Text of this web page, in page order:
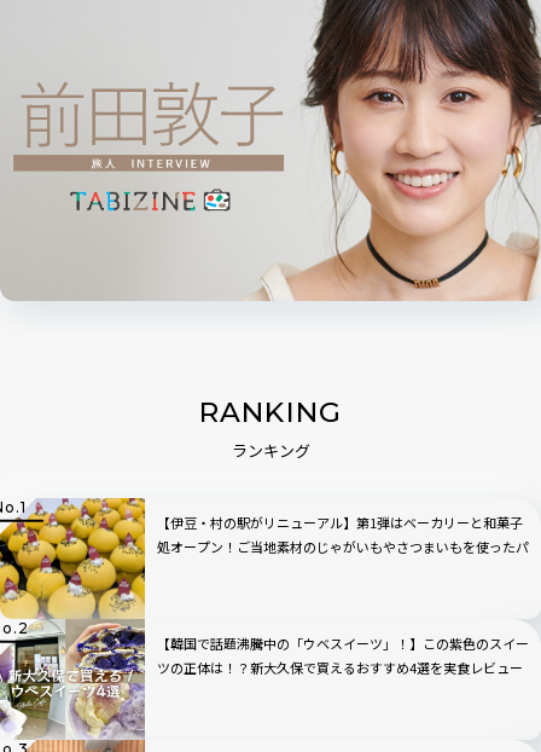
RANKING
ランキング
【伊豆・村の駅がリニューアル】第1弾はベーカリーと和菓子
処オープン！ご当地素材のじゃがいもやさつまいもを使ったパ
【韓国で話題沸騰中の「ウベスイーツ」！】この紫色のスイー
ツの正体は！？新大久保で買えるおすすめ4選を実食レビュー